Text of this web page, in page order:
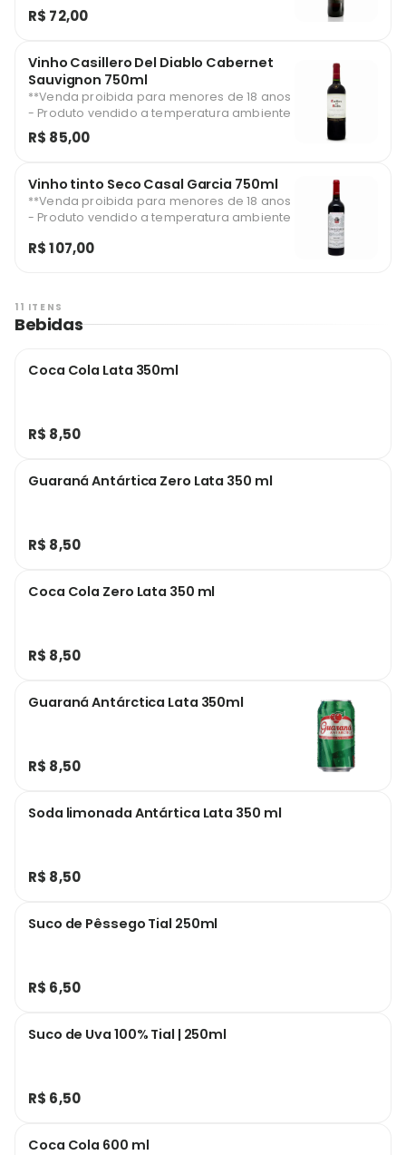
R$ 72,00
Vinho Casillero Del Diablo Cabernet
Sauvignon 750ml
**Venda proibida para menores de 18 anos
- Produto vendido a temperatura ambiente
R$ 85,00
Vinho tinto Seco Casal Garcia 750ml
**Venda proibida para menores de 18 anos
- Produto vendido a temperatura ambiente
R$ 107,00
11 ITENS
Bebidas
Coca Cola Lata 350ml
R$ 8,50
Guaraná Antártica Zero Lata 350 ml
R$ 8,50
Coca Cola Zero Lata 350 ml
R$ 8,50
Guaraná Antárctica Lata 350ml
R$ 8,50
Soda limonada Antártica Lata 350 ml
R$ 8,50
Suco de Pêssego Tial 250ml
R$ 6,50
Suco de Uva 100% Tial | 250ml
R$ 6,50
Coca Cola 600 ml